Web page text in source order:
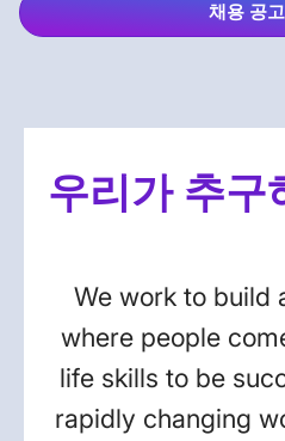
채용 공
우리가 추구
We work to build
where people
life skills to be
rapidly changing